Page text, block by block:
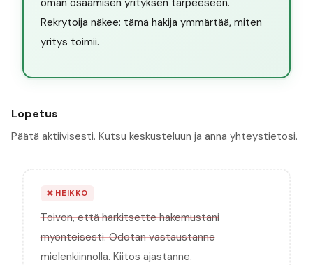
oman osaamisen yrityksen tarpeeseen.
Rekrytoija näkee: tämä hakija ymmärtää, miten
yritys toimii.
Lopetus
Päätä aktiivisesti. Kutsu keskusteluun ja anna yhteystietosi.
❌HEIKKO
Toivon, että harkitsette hakemustani
myönteisesti. Odotan vastaustanne
mielenkiinnolla. Kiitos ajastanne.